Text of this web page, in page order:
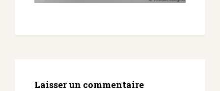
Laisser un commentaire